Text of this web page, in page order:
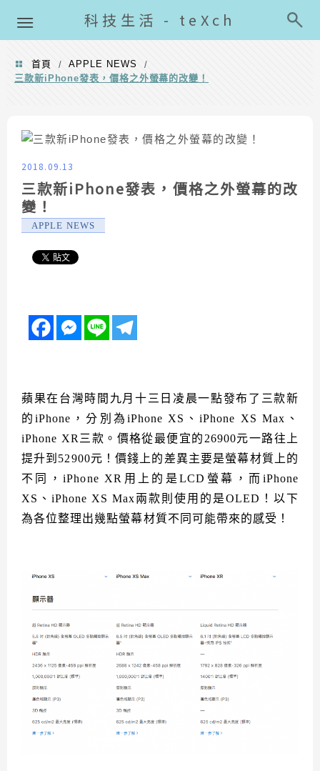
科技生活 - teXch
首頁 / APPLE NEWS
/
三款新iPhone發表，價格之外螢幕的改變！
2018.09.13
三款新iPhone發表，價格之外螢幕的改
變！
APPLE NEWS
蘋果在台灣時間九月十三日凌晨一點發布了三款新
的iPhone，分別為iPhone XS、iPhone XS Max、
iPhone XR三款。價格從最便宜的26900元一路往上
提升到52900元！價錢上的差異主要是螢幕材質上的
不同，iPhone XR用上的是LCD螢幕，而iPhone
XS、iPhone XS Max兩款則使用的是OLED！以下
為各位整理出幾點螢幕材質不同可能帶來的感受！